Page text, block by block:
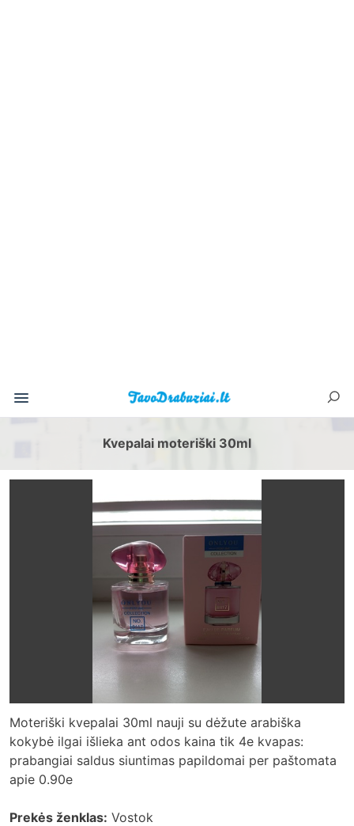
Kvepalai moteriški 30ml
Moteriški kvepalai 30ml nauji su dėžute arabiška
kokybė ilgai išlieka ant odos kaina tik 4e kvapas:
prabangiai saldus siuntimas papildomai per paštomata
apie 0.90e
Prekės ženklas: Vostok